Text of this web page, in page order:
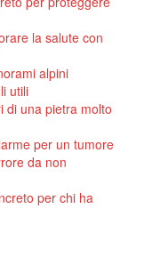
la salute con
alpini
utili
di una pietra molto
per un tumore
da non
per chi ha